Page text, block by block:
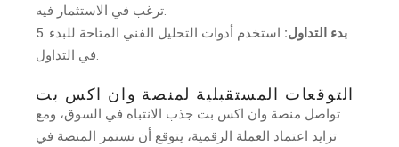
ترغب في الاستثمار فيه.
بدء التداول: استخدم أدوات التحليل الفني المتاحة للبدء
في التداول.
التوقعات المستقبلية لمنصة وان اكس بت
تواصل منصة وان اكس بت جذب الانتباه في السوق، ومع
تزايد اعتماد العملة الرقمية، يتوقع أن تستمر المنصة في